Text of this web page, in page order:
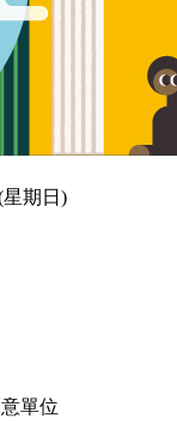
星期日)
單位